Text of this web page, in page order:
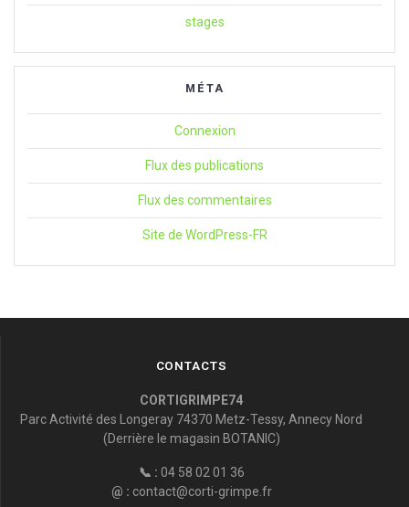
stages
MÉTA
Connexion
Flux des publications
Flux des commentaires
Site de WordPress-FR
CONTACTS
CORTIGRIMPE74
Parc Activité des Longeray 74370 Metz-Tessy, Annecy Nord
(Derrière le magasin BOTANIC)
📞 : 04 58 02 01 36
@ : contact@corti-grimpe.fr